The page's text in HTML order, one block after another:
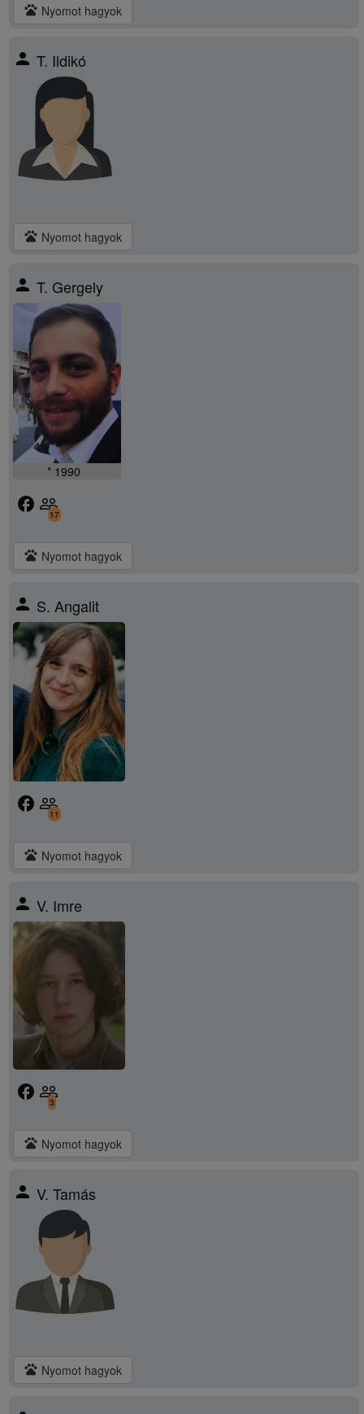
pets Nyomot hagyok
person T. Ildikó
pets Nyomot hagyok
person T. Gergely
* 1990
facebook people_outline
17
pets Nyomot hagyok
person S. Angalit
facebook people_outline
11
pets Nyomot hagyok
person V. Imre
facebook people_outline
3
pets Nyomot hagyok
person V. Tamás
pets Nyomot hagyok